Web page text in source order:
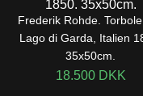
Frederik Rohde.
Lago di Garda, Italien
35x50cm.
18.500 DKK